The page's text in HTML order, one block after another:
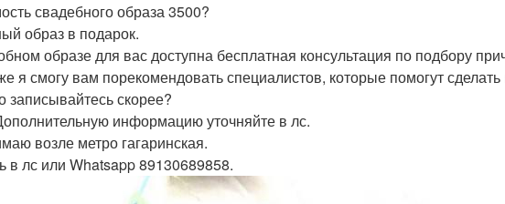
свадебного образа 3500?
образ в подарок.
образе для вас доступна бесплатная консультация по подбору
я смогу вам порекомендовать специалистов, которые помогут
записывайтесь скорее?
информацию уточняйте в лс.
возле метро гагаринская.
в лс или Whatsapp 89130689858.